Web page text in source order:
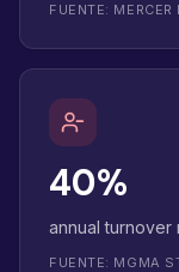
FUENTE: MERCER
40%
annual turnover
FUENTE: MGMA